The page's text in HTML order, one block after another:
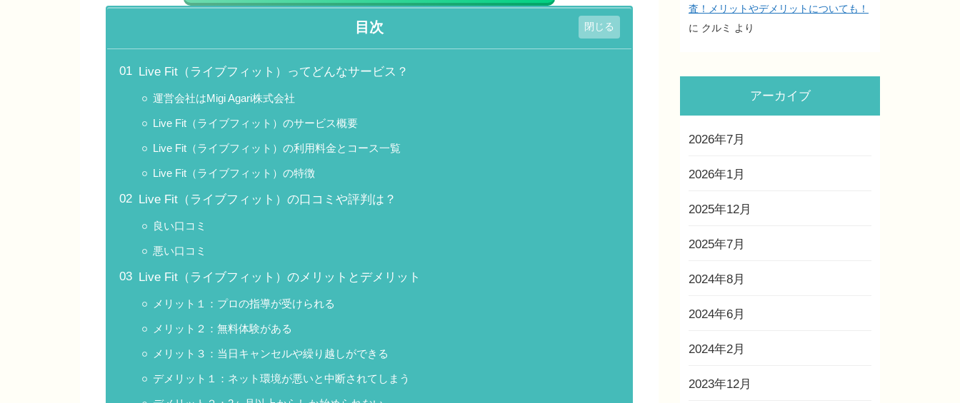
目次
Live Fit（ライブフィット）ってどんなサービス？
運営会社はMigi Agari株式会社
Live Fit（ライブフィット）のサービス概要
Live Fit（ライブフィット）の利用料金とコース一覧
Live Fit（ライブフィット）の特徴
Live Fit（ライブフィット）の口コミや評判は？
良い口コミ
悪い口コミ
Live Fit（ライブフィット）のメリットとデメリット
メリット１：プロの指導が受けられる
メリット２：無料体験がある
メリット３：当日キャンセルや繰り越しができる
デメリット１：ネット環境が悪いと中断されてしまう
査！メリットやデメリットについても！
に クルミ より
アーカイブ
2026年7月
2026年1月
2025年12月
2025年7月
2024年8月
2024年6月
2024年2月
2023年12月